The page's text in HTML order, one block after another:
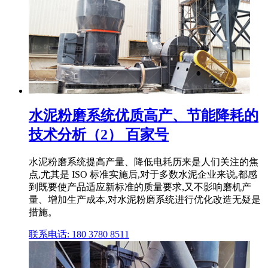
水泥粉磨系统优质高产、节能降耗的
技术分析（2） 百家号
水泥粉磨系统提高产量、降低电耗历来是人们关注的焦
点,尤其是 ISO 标准实施后,对于多数水泥企业来说,都感
到既要使产品适应新标准的质量要求,又不影响磨机产
量、增加生产成本,对水泥粉磨系统进行优化改造无疑是
措施。
联系电话: 180 3780 8511